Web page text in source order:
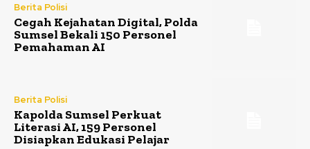
Berita Polisi
Cegah Kejahatan Digital, Polda
Sumsel Bekali 150 Personel
Pemahaman AI
Berita Polisi
Kapolda Sumsel Perkuat
Literasi AI, 159 Personel
Disiapkan Edukasi Pelajar